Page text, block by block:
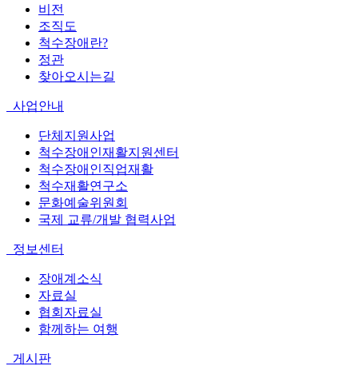
비전
조직도
척수장애란?
정관
찾아오시는길
사업안내
단체지원사업
척수장애인재활지원센터
척수장애인직업재활
척수재활연구소
문화예술위원회
국제 교류/개발 협력사업
정보센터
장애계소식
자료실
협회자료실
함께하는 여행
게시판